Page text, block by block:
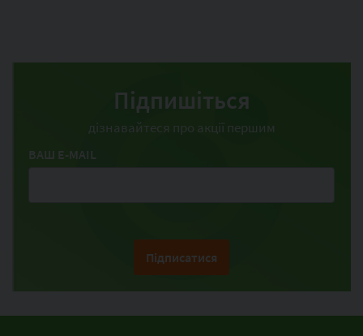
Підпишіться
дізнавайтеся про акції першим
ВАШ E-MAIL
Підписатися